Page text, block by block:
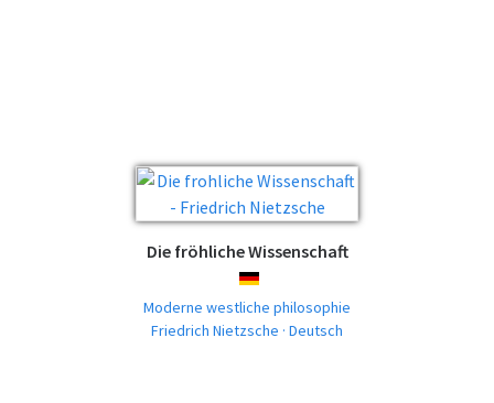
Die fröhliche Wissenschaft
DEUTSCH
Moderne westliche philosophie
Friedrich Nietzsche · Deutsch